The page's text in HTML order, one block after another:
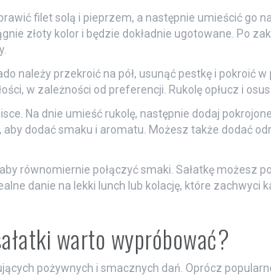
filet solą i pieprzem, a następnie umieścić go
złoty kolor i będzie dokładnie ugotowane. Po
należy przekroić na pół, usunąć pestkę i pokroić
w zależności od preferencji. Rukolę opłucz i
Na dnie umieść rukolę, następnie dodaj
dodać smaku i aromatu. Możesz także dodać
równomiernie połączyć smaki. Sałatkę możesz
danie na lekki lunch lub kolację, które zachwyci
warto wypróbować?
pożywnych i smacznych dań. Oprócz